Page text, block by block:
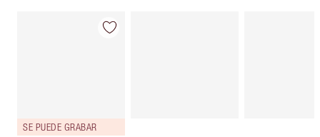
SE PUEDE GRABAR